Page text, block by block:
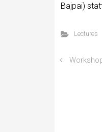
Baj­pai)
Lectures